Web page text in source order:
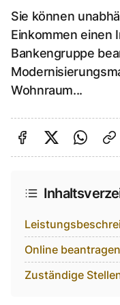
Sie können
Einkommen einen
Bankengruppe
Wohnraum...
Auf Auf
Online beantragen
Zuständige